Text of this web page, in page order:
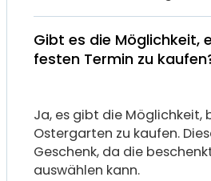
Gibt es die Möglichkeit,
festen Termin zu
Ja, es gibt die Möglichkeit,
Ostergarten zu kaufen.
Geschenk, da die
auswählen kann.